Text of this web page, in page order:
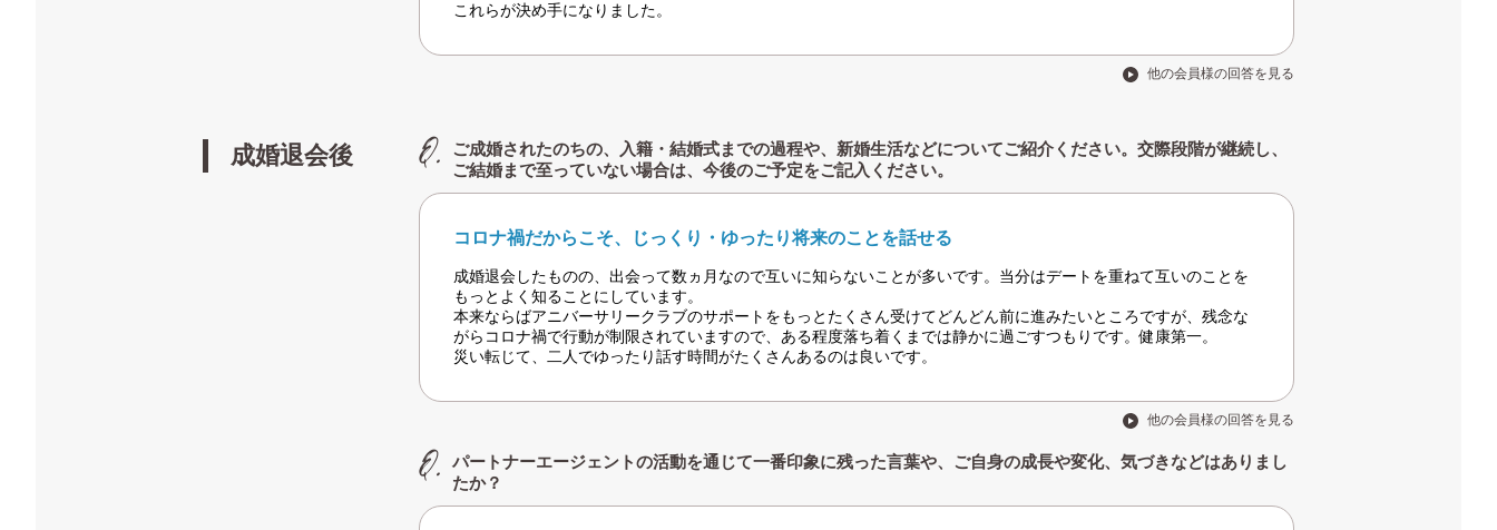
これらが決め手になりました。
他の会員様の回答を見る
成婚退会後
ご成婚されたのちの、入籍・結婚式までの過程や、新婚生活などについてご紹介ください。交際段階が継続し、
ご結婚まで至っていない場合は、今後のご予定をご記入ください。
コロナ禍だからこそ、じっくり・ゆったり将来のことを話せる
成婚退会したものの、出会って数ヵ月なので互いに知らないことが多いです。当分はデートを重ねて互いのことを
もっとよく知ることにしています。
本来ならばアニバーサリークラブのサポートをもっとたくさん受けてどんどん前に進みたいところですが、残念な
がらコロナ禍で行動が制限されていますので、ある程度落ち着くまでは静かに過ごすつもりです。健康第一。
災い転じて、二人でゆったり話す時間がたくさんあるのは良いです。
他の会員様の回答を見る
パートナーエージェントの活動を通じて一番印象に残った言葉や、ご自身の成長や変化、気づきなどはありまし
たか？